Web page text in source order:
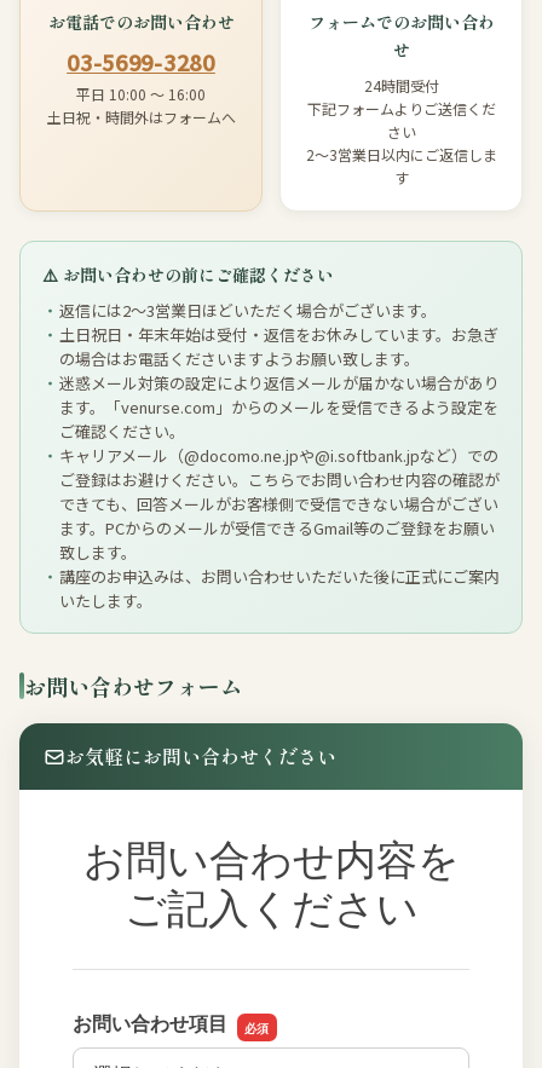
お電話でのお問い合わせ
03-5699-3280
平日 10:00 〜 16:00
土日祝・時間外はフォームへ
フォームでのお問い合わ
せ
24時間受付
下記フォームよりご送信くだ
さい
2〜3営業日以内にご返信しま
す
⚠️ お問い合わせの前にご確認ください
返信には2〜3営業日ほどいただく場合がございます。
土日祝日・年末年始は受付・返信をお休みしています。お急ぎ
の場合はお電話くださいますようお願い致します。
迷惑メール対策の設定により返信メールが届かない場合があり
ます。「venurse.com」からのメールを受信できるよう設定を
ご確認ください。
キャリアメール（@docomo.ne.jpや@i.softbank.jpなど）での
ご登録はお避けください。こちらでお問い合わせ内容の確認が
できても、回答メールがお客様側で受信できない場合がござい
ます。PCからのメールが受信できるGmail等のご登録をお願い
致します。
講座のお申込みは、お問い合わせいただいた後に正式にご案内
いたします。
お問い合わせフォーム
お気軽にお問い合わせください